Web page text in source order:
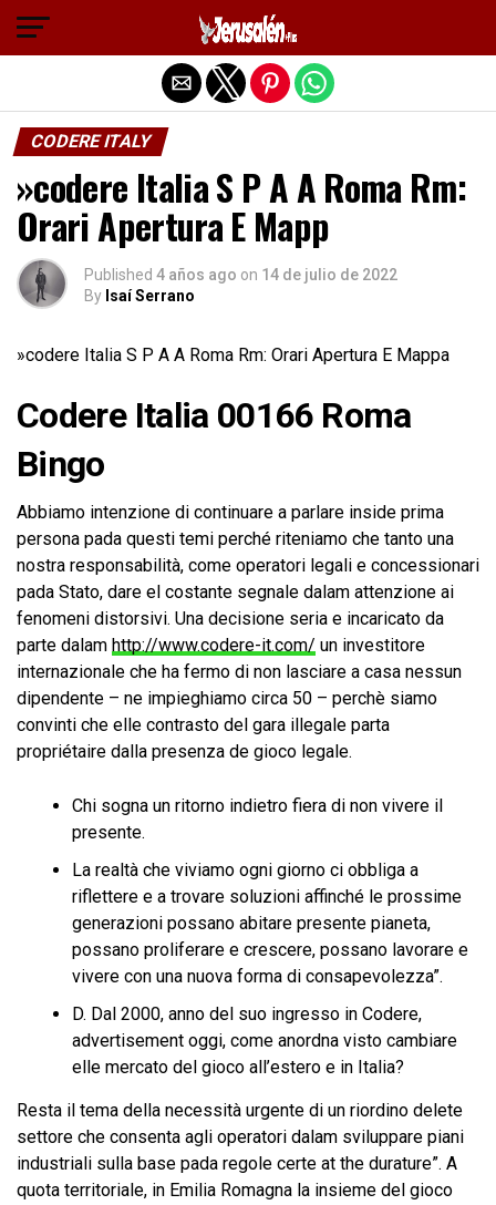
CODERE ITALY
»codere Italia S P A A Roma Rm:
Orari Apertura E Mapp
Published 4 años ago on 14 de julio de 2022
By Isaí Serrano
»codere Italia S P A A Roma Rm: Orari Apertura E Mappa
Codere Italia 00166 Roma
Bingo
Abbiamo intenzione di continuare a parlare inside prima
persona pada questi temi perché riteniamo che tanto una
nostra responsabilità, come operatori legali e concessionari
pada Stato, dare el costante segnale dalam attenzione ai
fenomeni distorsivi. Una decisione seria e incaricato da
parte dalam http://www.codere-it.com/ un investitore
internazionale che ha fermo di non lasciare a casa nessun
dipendente – ne impieghiamo circa 50 – perchè siamo
convinti che elle contrasto del gara illegale parta
propriétaire dalla presenza de gioco legale.
Chi sogna un ritorno indietro fiera di non vivere il
presente.
La realtà che viviamo ogni giorno ci obbliga a
riflettere e a trovare soluzioni affinché le prossime
generazioni possano abitare presente pianeta,
possano proliferare e crescere, possano lavorare e
vivere con una nuova forma di consapevolezza”.
D. Dal 2000, anno del suo ingresso in Codere,
advertisement oggi, come anordna visto cambiare
elle mercato del gioco all’estero e in Italia?
Resta il tema della necessità urgente di un riordino delete
settore che consenta agli operatori dalam sviluppare piani
industriali sulla base pada regole certe at the durature”. A
quota territoriale, in Emilia Romagna la insieme del gioco
Salir de la versión móvil